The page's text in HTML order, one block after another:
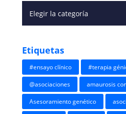
Etiquetas
#ensayo clínico #terapia
@asociaciones amaurosis
Asesoramiento genético